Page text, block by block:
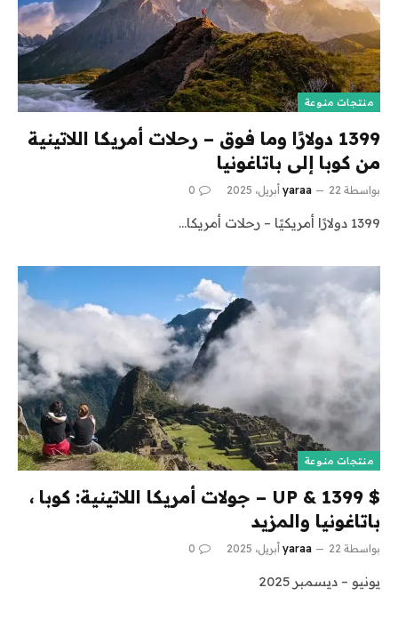
منتجات منوعة
1399 دولارًا وما فوق – رحلات أمريكا اللاتينية
من كوبا إلى باتاغونيا
بواسطة yaraa 22 أبريل، 2025 0
1399 دولارًا أمريكيًا – رحلات أمريكا…
منتجات منوعة
$ 1399 & UP – جولات أمريكا اللاتينية: كوبا ،
باتاغونيا والمزيد
بواسطة yaraa 22 أبريل، 2025 0
يونيو – ديسمبر 2025